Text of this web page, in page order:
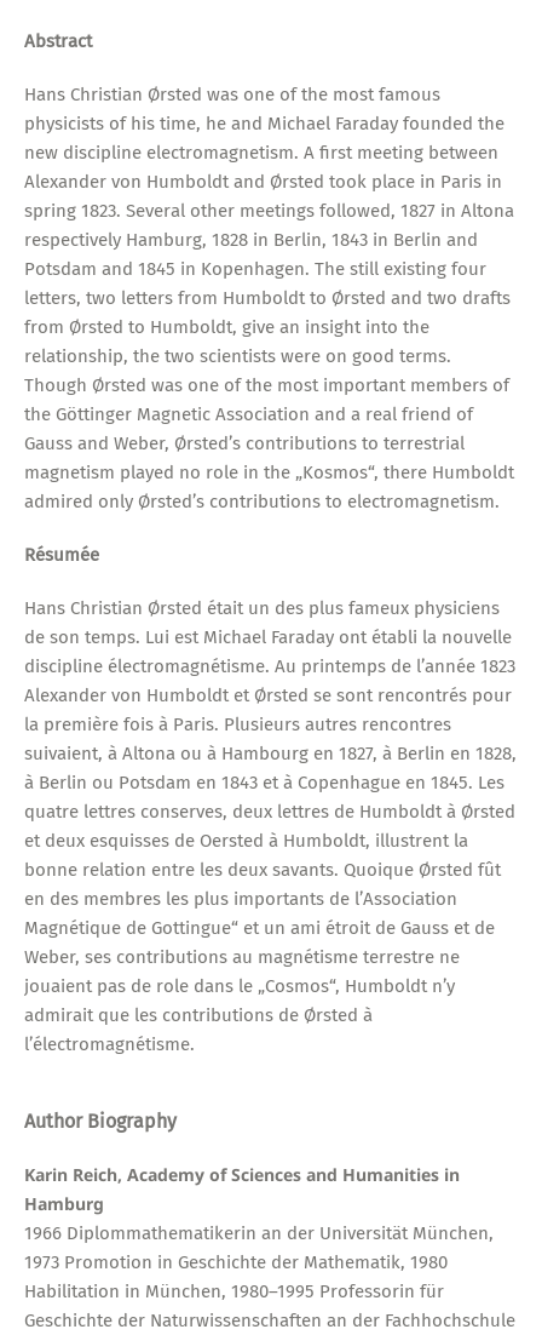
Abstract
Hans Christian Ørsted was one of the most famous
physicists of his time, he and Michael Faraday founded the
new discipline electromagnetism. A first meeting between
Alexander von Humboldt and Ørsted took place in Paris in
spring 1823. Several other meetings followed, 1827 in Altona
respectively Hamburg, 1828 in Berlin, 1843 in Berlin and
Potsdam and 1845 in Kopenhagen. The still existing four
letters, two letters from Humboldt to Ørsted and two drafts
from Ørsted to Humboldt, give an insight into the
relationship, the two scientists were on good terms.
Though Ørsted was one of the most important members of
the Göttinger Magnetic Association and a real friend of
Gauss and Weber, Ørsted’s contributions to terrestrial
magnetism played no role in the „Kosmos“, there Humboldt
admired only Ørsted’s contributions to electromagnetism.
Résumée
Hans Christian Ørsted était un des plus fameux physiciens
de son temps. Lui est Michael Faraday ont établi la nouvelle
discipline électromagnétisme. Au printemps de l’année 1823
Alexander von Humboldt et Ørsted se sont rencontrés pour
la première fois à Paris. Plusieurs autres rencontres
suivaient, à Altona ou à Hambourg en 1827, à Berlin en 1828,
à Berlin ou Potsdam en 1843 et à Copenhague en 1845. Les
quatre lettres conserves, deux lettres de Humboldt à Ørsted
et deux esquisses de Oersted à Humboldt, illustrent la
bonne relation entre les deux savants. Quoique Ørsted fût
en des membres les plus importants de l’Association
Magnétique de Gottingue“ et un ami étroit de Gauss et de
Weber, ses contributions au magnétisme terrestre ne
jouaient pas de role dans le „Cosmos“, Humboldt n’y
admirait que les contributions de Ørsted à
l’électromagnétisme.
Author Biography
Karin Reich, Academy of Sciences and Humanities in
Hamburg
1966 Diplommathematikerin an der Universität München,
1973 Promotion in Geschichte der Mathematik, 1980
Habilitation in München, 1980–1995 Professorin für
Geschichte der Naturwissenschaften an der Fachhochschule